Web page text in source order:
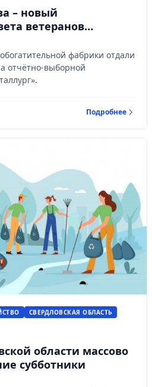
– новый
ветеранов
фабрики отдали
отчётно-выборной
Подробнее
СВЕРДЛОВСКАЯ ОБЛАСТЬ
области массово
субботники